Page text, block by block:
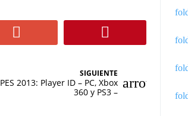
SIGUIENTE
PES 2013: Player ID – PC, Xbox
360 y PS3 –